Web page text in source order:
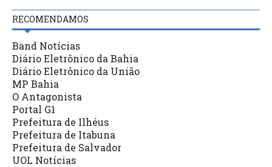
RECOMENDAMOS
Band Notícias
Diário Eletrônico da Bahia
Diário Eletrônico da União
MP Bahia
O Antagonista
Portal G1
Prefeitura de Ilhéus
Prefeitura de Itabuna
Prefeitura de Salvador
UOL Notícias